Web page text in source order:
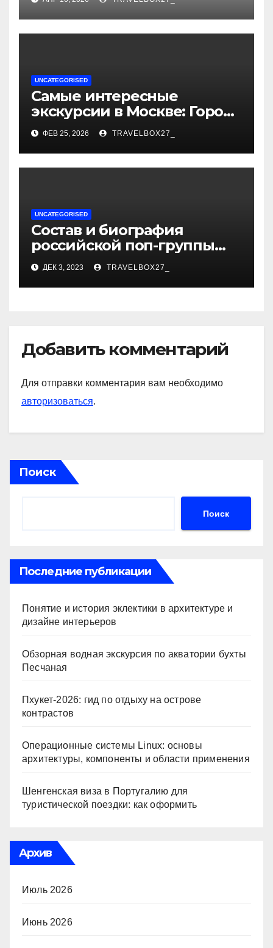
поиска носков при уровне
активации
UNCATEGORISED
Самые интересные
экскурсии в Москве: Город
как сцена для вашей
сказки
ФЕВ 25, 2026 TRAVELBOX27_
UNCATEGORISED
Состав и биография
российской поп-группы
«Иванушки интернешнл»
— история успеха, музыка
и судьбы участников
ДЕК 3, 2023 TRAVELBOX27_
Добавить комментарий
Для отправки комментария вам необходимо
авторизоваться.
Поиск
Поиск
Последние публикации
Понятие и история эклектики в архитектуре и
дизайне интерьеров
Обзорная водная экскурсия по акватории бухты
Песчаная
Пхукет-2026: гид по отдыху на острове
контрастов
Операционные системы Linux: основы
архитектуры, компоненты и области применения
Шенгенская виза в Португалию для
туристической поездки: как оформить
Архив
Июль 2026
Июнь 2026